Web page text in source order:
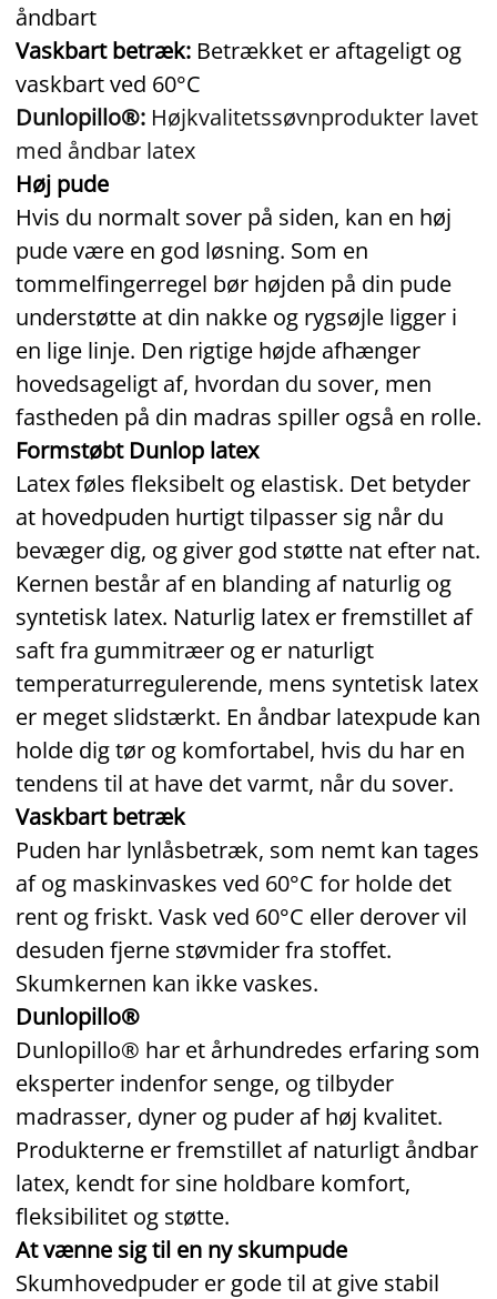
åndbart
Vaskbart betræk: Betrækket er aftageligt og
vaskbart ved 60°C
Dunlopillo®: Højkvalitetssøvnprodukter lavet
med åndbar latex
Høj pude
Hvis du normalt sover på siden, kan en høj
pude være en god løsning. Som en
tommelfingerregel bør højden på din pude
understøtte at din nakke og rygsøjle ligger i
en lige linje. Den rigtige højde afhænger
hovedsageligt af, hvordan du sover, men
fastheden på din madras spiller også en rolle.
Formstøbt Dunlop latex
Latex føles fleksibelt og elastisk. Det betyder
at hovedpuden hurtigt tilpasser sig når du
bevæger dig, og giver god støtte nat efter nat.
Kernen består af en blanding af naturlig og
syntetisk latex. Naturlig latex er fremstillet af
saft fra gummitræer og er naturligt
temperaturregulerende, mens syntetisk latex
er meget slidstærkt. En åndbar latexpude kan
holde dig tør og komfortabel, hvis du har en
tendens til at have det varmt, når du sover.
Vaskbart betræk
Puden har lynlåsbetræk, som nemt kan tages
af og maskinvaskes ved 60°C for holde det
rent og friskt. Vask ved 60°C eller derover vil
desuden fjerne støvmider fra stoffet.
Skumkernen kan ikke vaskes.
Dunlopillo®
Dunlopillo® har et århundredes erfaring som
eksperter indenfor senge, og tilbyder
madrasser, dyner og puder af høj kvalitet.
Produkterne er fremstillet af naturligt åndbar
latex, kendt for sine holdbare komfort,
fleksibilitet og støtte.
At vænne sig til en ny skumpude
Skumhovedpuder er gode til at give stabil